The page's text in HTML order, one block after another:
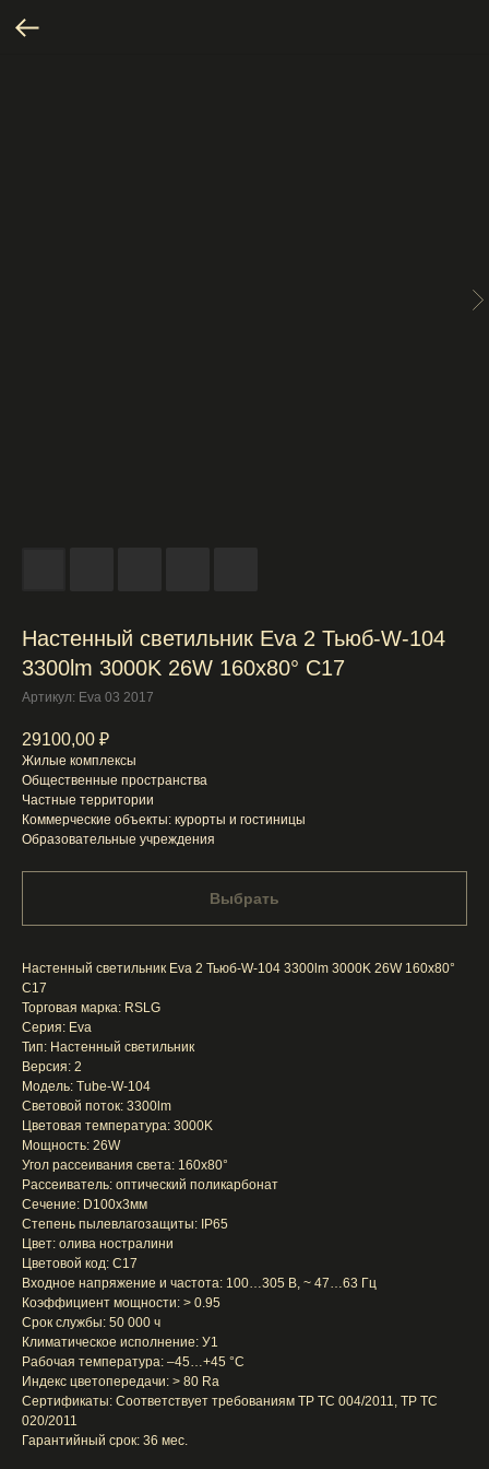
Настенный светильник Eva 2 Тьюб-W-104
3300lm 3000K 26W 160x80° C17
Артикул: Eva 03 2017
29100,00 ₽
Жилые комплексы
Общественные пространства
Частные территории
Коммерческие объекты: курорты и гостиницы
Образовательные учреждения
Выбрать
Настенный светильник Eva 2 Тьюб-W-104 3300lm 3000K 26W 160x80°
C17
Торговая марка: RSLG
Серия: Eva
Тип: Настенный светильник
Версия: 2
Модель: Tube-W-104
Световой поток: 3300lm
Цветовая температура: 3000K
Мощность: 26W
Угол рассеивания света: 160x80°
Рассеиватель: оптический поликарбонат
Сечение: D100x3мм
Степень пылевлагозащиты: IP65
Цвет: олива ностралини
Цветовой код: C17
Входное напряжение и частота: 100…305 В, ~ 47…63 Гц
Коэффициент мощности: > 0.95
Срок службы: 50 000 ч
Климатическое исполнение: У1
Рабочая температура: –45…+45 °С
Индекс цветопередачи: > 80 Ra
Сертификаты: Соответствует требованиям TP TC 004/2011, TP TC
020/2011
Гарантийный срок: 36 мес.